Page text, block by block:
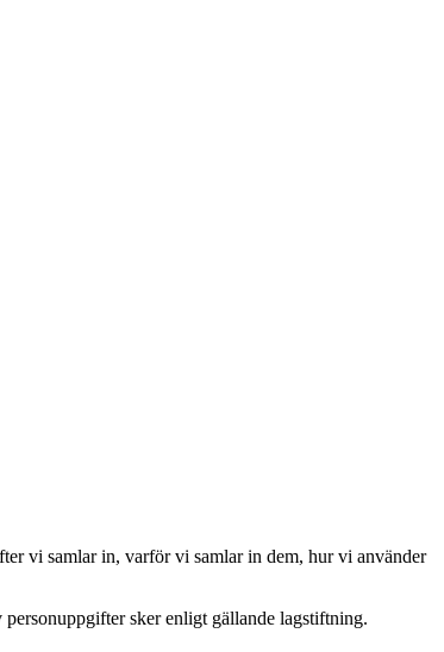
vi samlar in, varför vi samlar in dem, hur vi använder
sker enligt gällande lagstiftning.